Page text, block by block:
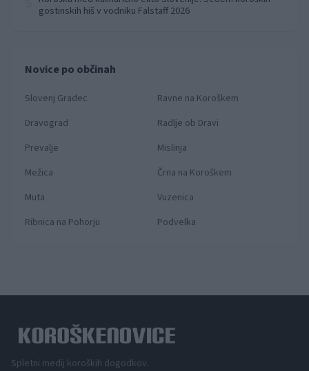
gostinskih hiš v vodniku Falstaff 2026
Novice po občinah
Slovenj Gradec
Ravne na Koroškem
Dravograd
Radlje ob Dravi
Prevalje
Mislinja
Mežica
Črna na Koroškem
Muta
Vuzenica
Ribnica na Pohorju
Podvelka
Spletni medij koroških dogodkov.